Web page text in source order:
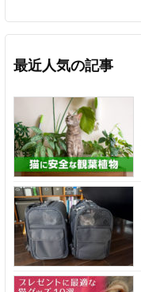
最近人気の記事